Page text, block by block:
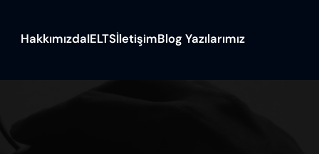
HakkımızdaIELTSİletişimBlog Yazılarımız